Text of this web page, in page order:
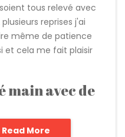
tous relevé avec
reprises j'ai
même de patience
et cela me fait plaisir
main avec de
Read More